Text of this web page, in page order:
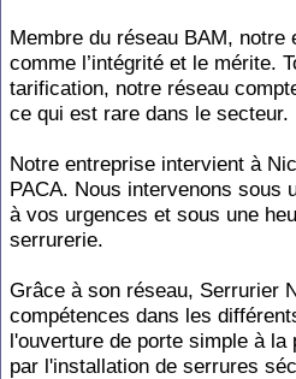
Membre du réseau BAM,
comme l’intégrité et le mérite.
tarification, notre réseau
ce qui est rare dans le secteur.
Notre entreprise intervient à
PACA. Nous intervenons sous
à vos urgences et sous une
serrurerie.
Grâce à son réseau, Serrurier
compétences dans les
l'ouverture de porte simple à
par l'installation de serrures